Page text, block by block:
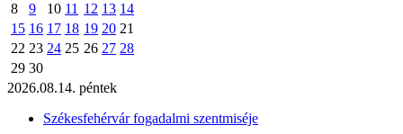
8
9 10 11 12 13 14
15 16 17 18 19 20 21
22 23 24 25 26 27 28
29 30
2026.08.14. péntek
Székesfehérvár fogadalmi szentmiséje